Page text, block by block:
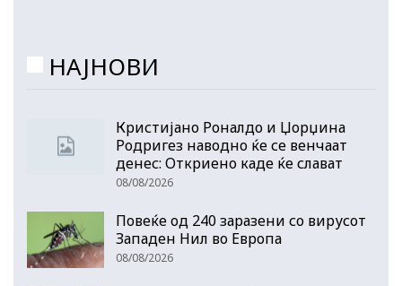
НАЈНОВИ
Кристијано Роналдо и Џорџина
Родригез наводно ќе се венчаат
денес: Откриено каде ќе слават
08/08/2026
Повеќе од 240 заразени со вирусот
Западен Нил во Европа
08/08/2026